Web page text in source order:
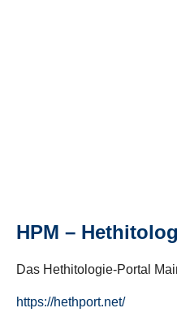
HPM –
Das Hethitologie-Portal
https://hethport.net/